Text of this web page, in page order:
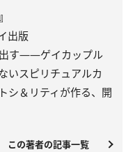
出版
す――ゲイカップル
いスピリチュアルカ
シ＆リティが作る、開
この著者の記事一覧